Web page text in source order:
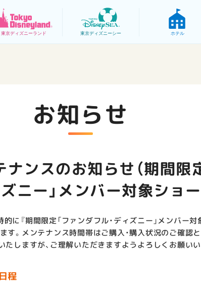
東京ディズニーランド 東京ディズニーシー ホテル
お知らせ
ンスのお知らせ（期間限
ニー」メンバー対象ショー
に『期間限定「ファンダフル・ディズニー」メンバー対
す。メンテナンス時間帯はご購入・購入状況のご確認
たしますが、ご理解いただきますようよろしくお願いい
程